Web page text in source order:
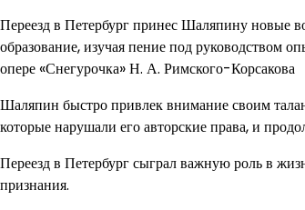
Переезд в Петербург принес Шаляпину новые
образование, изучая пение под руководством
опере «Снегурочка» Н. А. Римского-Корсакова
Шаляпин быстро привлек внимание своим
которые нарушали его авторские права, и
Переезд в Петербург сыграл важную роль в
признания.